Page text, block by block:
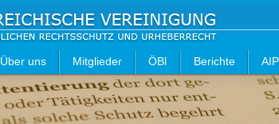
Über uns Mitglieder ÖBl Berichte